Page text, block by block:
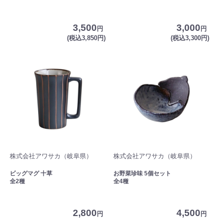
3,500 円
(税込3,850円)
3,000 円
(税込3,300円)
株式会社アワサカ（岐阜県）
ビッグマグ 十草
全2種
2,800 円
株式会社アワサカ（岐阜県）
お野菜珍味 5個セット
全4種
4,500 円